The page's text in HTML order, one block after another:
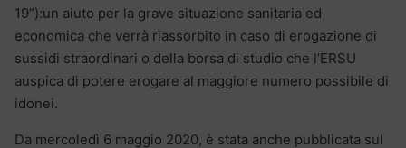
19”):un aiuto per la grave situazione sanitaria ed
economica che verrà riassorbito in caso di erogazione di
sussidi straordinari o della borsa di studio che l’ERSU
auspica di potere erogare al maggiore numero possibile di
idonei.
Da mercoledì 6 maggio 2020, è stata anche pubblicata sul